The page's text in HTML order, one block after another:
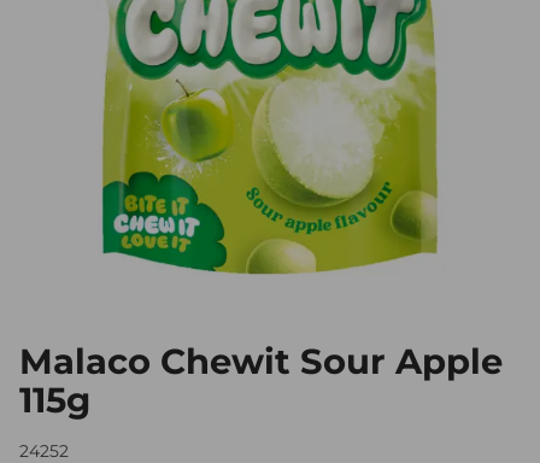
Malaco Chewit Sour Apple
115g
24252